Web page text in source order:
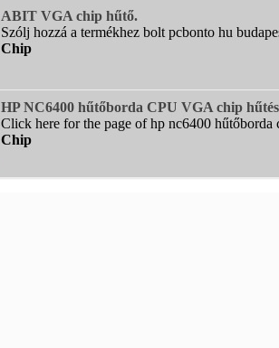
ABIT VGA chip hűtő.
Szólj hozzá a termékhez bolt pcbonto hu
Chip
HP NC6400 hűtőborda CPU VGA chip hűtés
Click here for the page of hp nc6400 hűtőborda
Chip